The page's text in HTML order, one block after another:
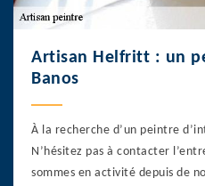
Artisan Helfritt : un
Banos
À la recherche d’un peintre
N’hésitez pas à contacter
sommes en activité depuis de